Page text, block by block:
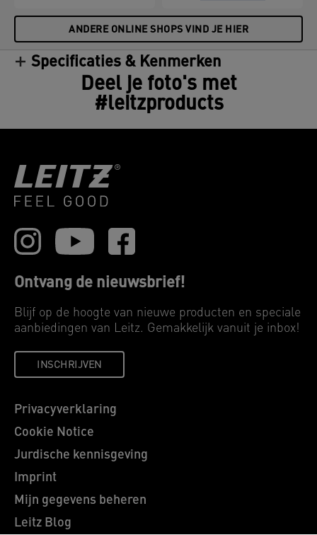
ANDERE ONLINE SHOPS VIND JE HIER
Specificaties & Kenmerken
Deel je foto's met
#leitzproducts
Ontvang de nieuwsbrief!
Blijf op de hoogte van nieuwe producten en speciale
aanbiedingen van Leitz. Gemakkelijk vanuit je inbox!
INSCHRIJVEN
Privacyverklaring
Cookie Notice
Jurdische kennisgeving
Imprint
Mijn gegevens beheren
Leitz Blog